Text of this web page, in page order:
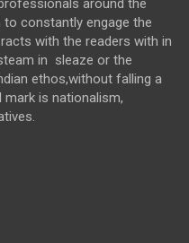
around the
to constantly engage the
with the readers with in
in sleaze or the
ethos,without falling a
is nationalism,